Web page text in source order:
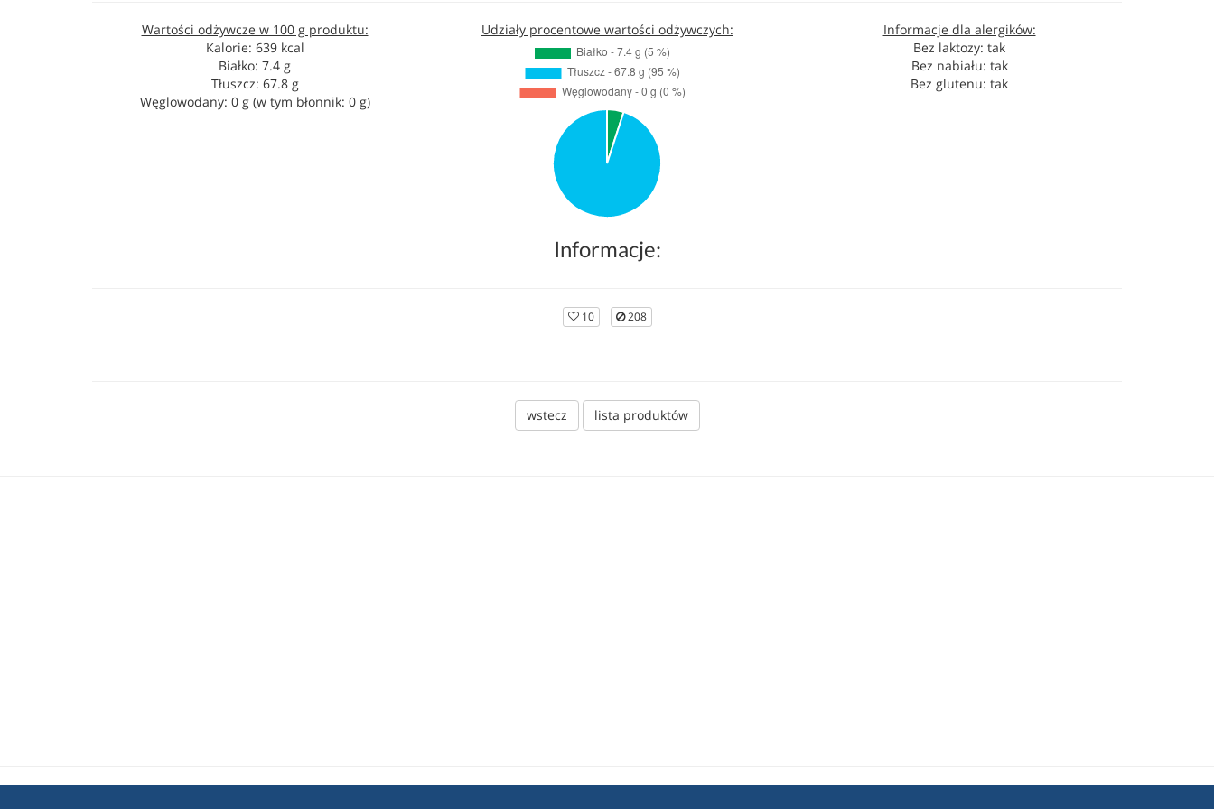
Wartości odżywcze w 100 g produktu:
Kalorie: 639 kcal
Białko: 7.4 g
Tłuszcz: 67.8 g
Węglowodany: 0 g (w tym błonnik: 0 g)
Udziały procentowe wartości odżywczych:
Informacje dla alergików:
Bez laktozy: tak
Bez nabiału: tak
Bez glutenu: tak
Informacje:
10 208
wstecz lista produktów